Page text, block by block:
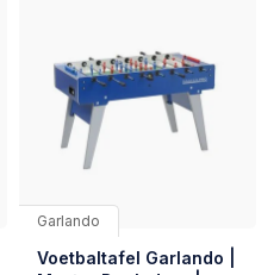
Garlando
Voetbaltafel Garlando |